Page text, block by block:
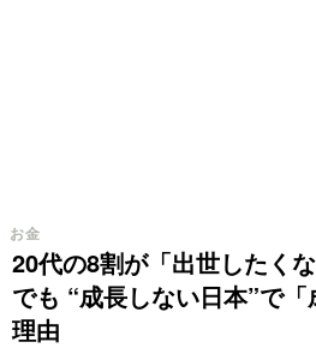
20代の8割が「出世したく
でも “成長しない日本”で
理由
お金